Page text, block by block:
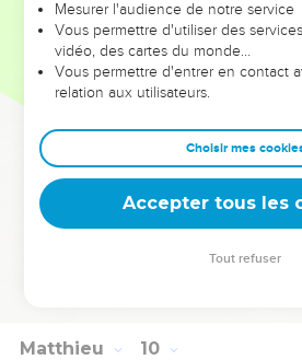
Jésus parcourait toutes les villes
enseignait dans les synagogues,
nouvelle du royaume et guérissait
infirmité.
A la vue des foules, il fut rempli de
car elles étaient blessées et
n'ont pas de berger.
Alors il dit à ses disciples : « La
Matthieu 10
Mesurer l'audience de notre service
Vous permettre d'utiliser des
vidéo, des cartes du monde…
Vous permettre d'entrer en contact
relation aux utilisateurs.
Choisir mes
Accepter tous les
Tout refuser